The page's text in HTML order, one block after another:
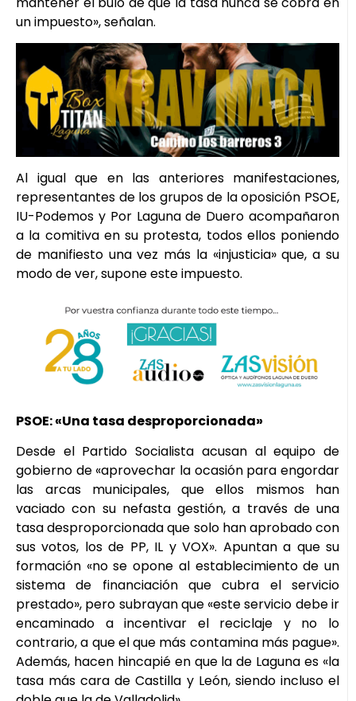
un impuesto», señalan.
Al igual que en las anteriores manifestaciones,
representantes de los grupos de la oposición PSOE,
IU-Podemos y Por Laguna de Duero acompañaron
a la comitiva en su protesta, todos ellos poniendo
de manifiesto una vez más la «injusticia» que, a su
modo de ver, supone este impuesto.
PSOE: «Una tasa desproporcionada»
Desde el Partido Socialista acusan al equipo de
gobierno de «aprovechar la ocasión para engordar
las arcas municipales, que ellos mismos han
vaciado con su nefasta gestión, a través de una
tasa desproporcionada que solo han aprobado con
sus votos, los de PP, IL y VOX». Apuntan a que su
formación «no se opone al establecimiento de un
sistema de financiación que cubra el servicio
prestado», pero subrayan que «este servicio debe ir
encaminado a incentivar el reciclaje y no lo
contrario, a que el que más contamina más pague».
Además, hacen hincapié en que la de Laguna es «la
tasa más cara de Castilla y León, siendo incluso el